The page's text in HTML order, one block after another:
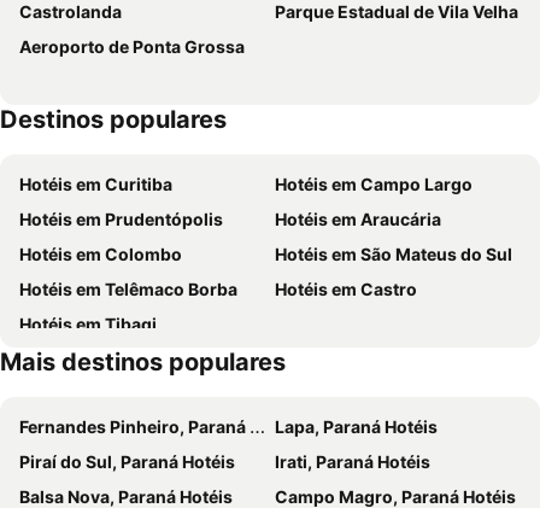
Luds Comfort Hotel
Ipê Hotel Express
Hotel De Klomp
Barbur Center Hotel
Castrolanda
Parque Estadual de Vila Velha
Aeroporto de Ponta Grossa
Destinos populares
Hotéis em Curitiba
Hotéis em Campo Largo
Hotéis em Prudentópolis
Hotéis em Araucária
Hotéis em Colombo
Hotéis em São Mateus do Sul
Hotéis em Telêmaco Borba
Hotéis em Castro
Hotéis em Tibagi
Mais destinos populares
Fernandes Pinheiro, Paraná Hotéis
Lapa, Paraná Hotéis
Piraí do Sul, Paraná Hotéis
Irati, Paraná Hotéis
Balsa Nova, Paraná Hotéis
Campo Magro, Paraná Hotéis